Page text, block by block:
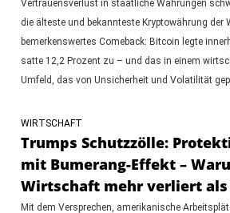
Vertrauensverlust in staatliche Währungen
die älteste und bekannteste Kryptowährung der
bemerkenswertes Comeback: Bitcoin legte
satte 12,2 Prozent zu – und das in einem
Umfeld, das von Unsicherheit und Volatilität
WIRTSCHAFT
Trumps Schutzzölle:
mit Bumerang-Effekt –
Wirtschaft mehr verliert
Mit dem Versprechen, amerikanische